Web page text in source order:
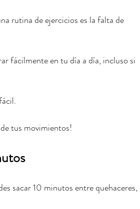
rutina de ejercicios es la falta de
fácilmente en tu día a día, incluso si
tus movimientos!
sacar 10 minutos entre quehaceres,